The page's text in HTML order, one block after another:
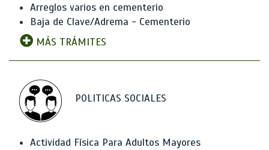
Arreglos varios en cementerio
Baja de Clave/Adrema - Cementerio
MÁS TRÁMITES
POLITICAS SOCIALES
Actividad Física Para Adultos Mayores